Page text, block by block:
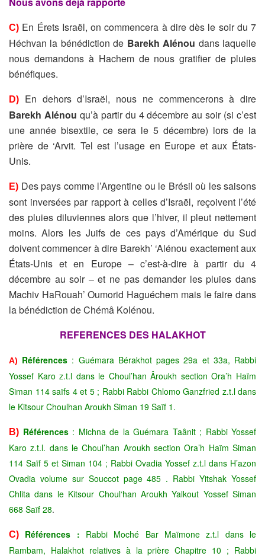
C) En Érets Israël, on commencera à dire dès le soir du 7
Héchvan la bénédiction de Barekh Alénou dans laquelle
nous demandons à Hachem de nous gratifier de pluies
bénéfiques.
D) En dehors d’Israël, nous ne commencerons à dire
Barekh Alénou qu’à partir du 4 décembre au soir (si c’est
une année bisextile, ce sera le 5 décembre) lors de la
prière de ‘Arvit. Tel est l’usage en Europe et aux États-
Unis.
E) Des pays comme l’Argentine ou le Brésil où les saisons
sont inversées par rapport à celles d’Israël, reçoivent l’été
des pluies diluviennes alors que l’hiver, il pleut nettement
moins. Alors les Juifs de ces pays d’Amérique du Sud
doivent commencer à dire Barekh’ ‘Alénou exactement aux
États-Unis et en Europe – c’est-à-dire à partir du 4
décembre au soir – et ne pas demander les pluies dans
Machiv HaRouah’ Oumorid Haguéchem mais le faire dans
la bénédiction de Chémâ Kolénou.
REFERENCES DES HALAKHOT
A) Références : Guémara Bérakhot pages 29a et 33a, Rabbi
Yossef Karo z.t.l dans le Choul’han Âroukh section Ora’h Haïm
Siman 114 saïfs 4 et 5 ; Rabbi Rabbi Chlomo Ganzfried z.t.l dans
le Kitsour Choulhan Aroukh Siman 19 Saïf 1.
B) Références: Michna de la Guémara Taânit ; Rabbi Yossef
Karo z.t.l. dans le Choul’han Aroukh section Ora’h Haïm Siman
114 Saïf 5 et Siman 104 ; Rabbi Ovadia Yossef z.t.l dans H’azon
Ovadia volume sur Souccot page 485 . Rabbi Yitshak Yossef
Chlita dans le Kitsour Choul‘han Aroukh Yalkout Yossef Siman
668 Saïf 28.
C) Références : Rabbi Moché Bar Maïmone z.t.l dans le
Rambam, Halakhot relatives à la prière Chapitre 10 ; Rabbi